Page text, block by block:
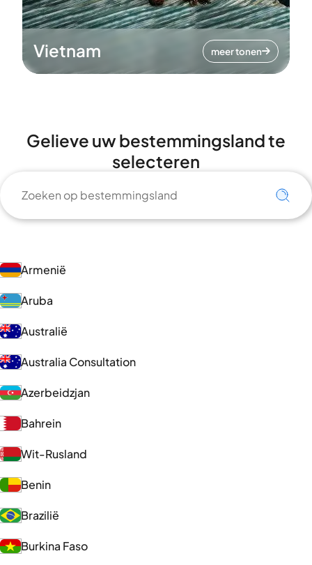
Vietnam meer tonen
Gelieve uw bestemmingsland te
selecteren
Armenië
Aruba
Australië
Australia Consultation
Azerbeidzjan
Bahrein
Wit-Rusland
Benin
Brazilië
Burkina Faso